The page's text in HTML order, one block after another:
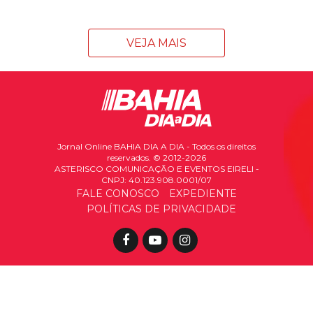
VEJA MAIS
Jornal Online BAHIA DIA A DIA - Todos os direitos
reservados. © 2012-2026
ASTERISCO COMUNICAÇÃO E EVENTOS EIRELI -
CNPJ: 40.123.908.0001/07
FALE CONOSCO
EXPEDIENTE
POLÍTICAS DE PRIVACIDADE